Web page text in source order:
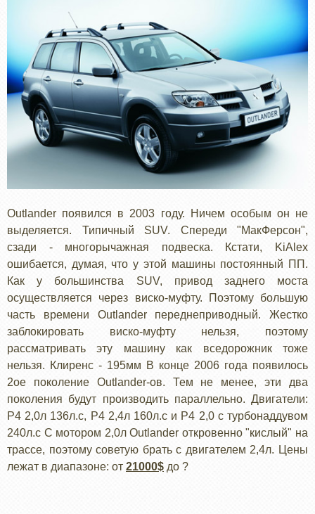
Outlander появился в 2003 году. Ничем особым он не
выделяется. Типичный SUV. Спереди "МакФерсон",
сзади - многорычажная подвеска. Кстати, KiAlex
ошибается, думая, что у этой машины постоянный ПП.
Как у большинства SUV, привод заднего моста
осуществляется через виско-муфту. Поэтому большую
часть времени Outlander переднеприводный. Жестко
заблокировать виско-муфту нельзя, поэтому
рассматривать эту машину как вседорожник тоже
нельзя. Клиренс - 195мм В конце 2006 года появилось
2ое поколение Outlander-ов. Тем не менее, эти два
поколения будут производить параллельно. Двигатели:
Р4 2,0л 136л.с, Р4 2,4л 160л.с и Р4 2,0 с турбонаддувом
240л.с С мотором 2,0л Outlander откровенно "кислый" на
трассе, поэтому советую брать с двигателем 2,4л. Цены
лежат в диапазоне: от 21000$ до ?